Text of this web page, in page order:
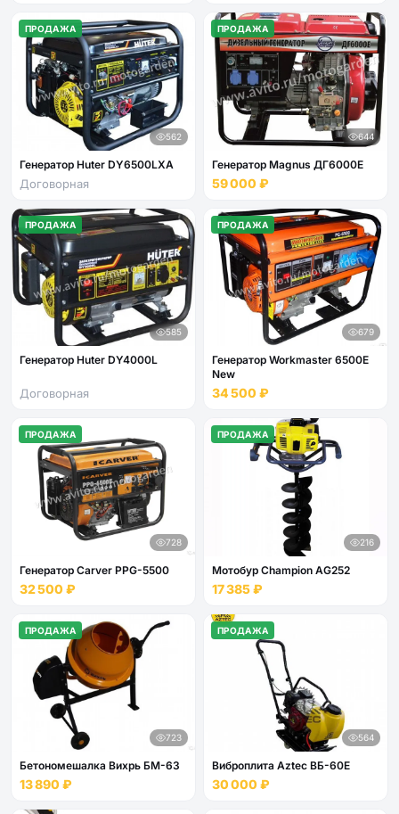
ПРОДАЖА
562
Генератор Huter DY6500LXA
Договорная
ПРОДАЖА
644
Генератор Magnus ДГ6000Е
59 000 ₽
ПРОДАЖА
585
Генератор Huter DY4000L
Договорная
ПРОДАЖА
679
Генератор Workmaster 6500E
New
34 500 ₽
ПРОДАЖА
728
Генератор Carver PPG-5500
32 500 ₽
ПРОДАЖА
216
Мотобур Champion AG252
17 385 ₽
ПРОДАЖА
723
Бетономешалка Вихрь БМ-63
13 890 ₽
ПРОДАЖА
564
Виброплита Aztec ВБ-60E
30 000 ₽